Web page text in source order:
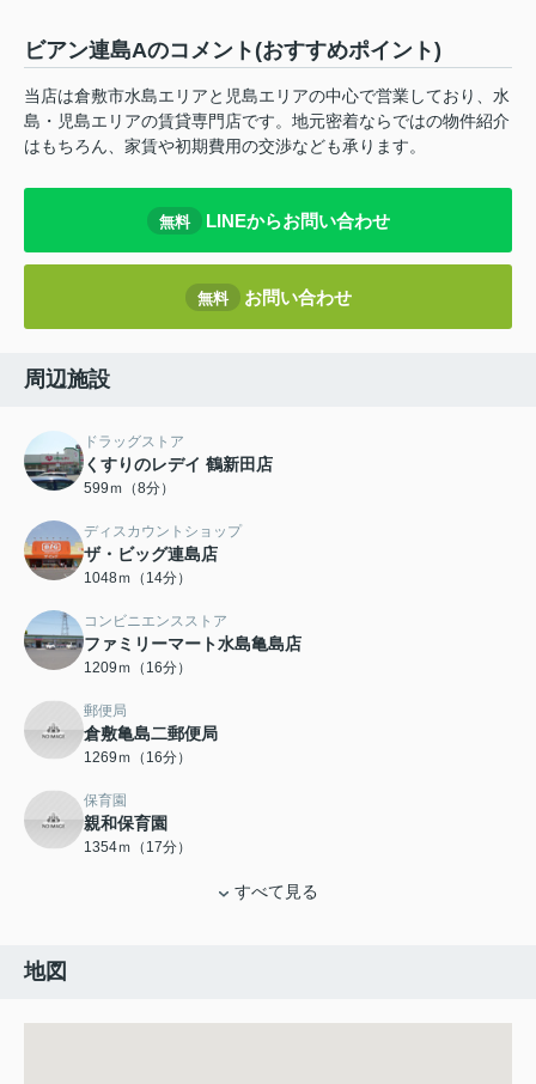
ビアン連島Aのコメント(おすすめポイント)
当店は倉敷市水島エリアと児島エリアの中心で営業しており、水
島・児島エリアの賃貸専門店です。地元密着ならではの物件紹介
はもちろん、家賃や初期費用の交渉なども承ります。
無料 LINEからお問い合わせ
無料 お問い合わせ
周辺施設
ドラッグストア
くすりのレデイ 鶴新田店
599ｍ（8分）
ディスカウントショップ
ザ・ビッグ連島店
1048ｍ（14分）
コンビニエンスストア
ファミリーマート水島亀島店
1209ｍ（16分）
郵便局
倉敷亀島二郵便局
1269ｍ（16分）
保育園
親和保育園
1354ｍ（17分）
すべて見る
地図